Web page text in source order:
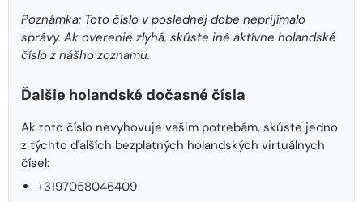
Poznámka: Toto číslo v poslednej dobe neprijímalo
správy. Ak overenie zlyhá, skúste iné aktívne holandské
číslo z nášho zoznamu.
Ďalšie holandské dočasné čísla
Ak toto číslo nevyhovuje vašim potrebám, skúste jedno
z týchto ďalších bezplatných holandských virtuálnych
čísel:
+3197058046409